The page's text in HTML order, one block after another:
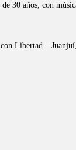
30 años, con
Libertad –